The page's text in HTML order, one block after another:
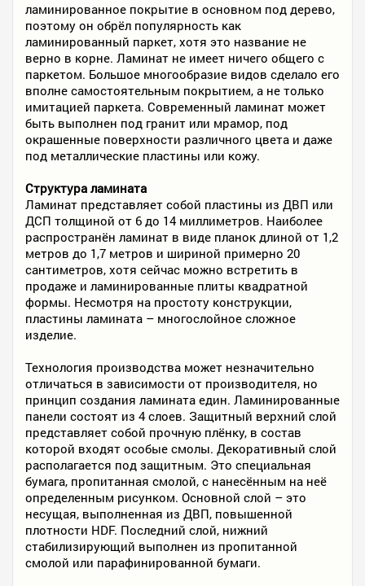
ламинированное покрытие в основном под дерево,
поэтому он обрёл популярность как
ламинированный паркет, хотя это название не
верно в корне. Ламинат не имеет ничего общего с
паркетом. Большое многообразие видов сделало его
вполне самостоятельным покрытием, а не только
имитацией паркета. Современный ламинат может
быть выполнен под гранит или мрамор, под
окрашенные поверхности различного цвета и даже
под металлические пластины или кожу.
Структура ламината
Ламинат представляет собой пластины из ДВП или
ДСП толщиной от 6 до 14 миллиметров. Наиболее
распространён ламинат в виде планок длиной от 1,2
метров до 1,7 метров и шириной примерно 20
сантиметров, хотя сейчас можно встретить в
продаже и ламинированные плиты квадратной
формы. Несмотря на простоту конструкции,
пластины ламината – многослойное сложное
изделие.
Технология производства может незначительно
отличаться в зависимости от производителя, но
принцип создания ламината един. Ламинированные
панели состоят из 4 слоев. Защитный верхний слой
представляет собой прочную плёнку, в состав
которой входят особые смолы. Декоративный слой
располагается под защитным. Это специальная
бумага, пропитанная смолой, с нанесённым на неё
определенным рисунком. Основной слой – это
несущая, выполненная из ДВП, повышенной
плотности HDF. Последний слой, нижний
стабилизирующий выполнен из пропитанной
смолой или парафинированной бумаги.